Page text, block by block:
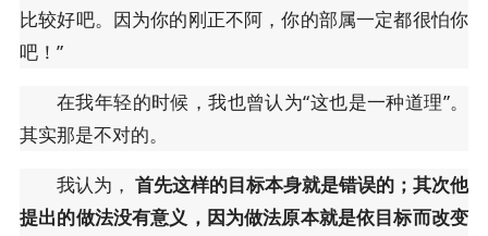
比较好吧。因为你的刚正不阿，你的部属一定都很怕你
吧！”
在我年轻的时候，我也曾认为“这也是一种道理”。
其实那是不对的。
我认为， 首先这样的目标本身就是错误的；其次他
提出的做法没有意义，因为做法原本就是依目标而改变